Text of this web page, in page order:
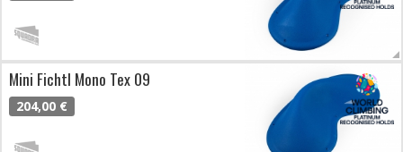
Mini Fichtl Mono Tex 09
204,00 €